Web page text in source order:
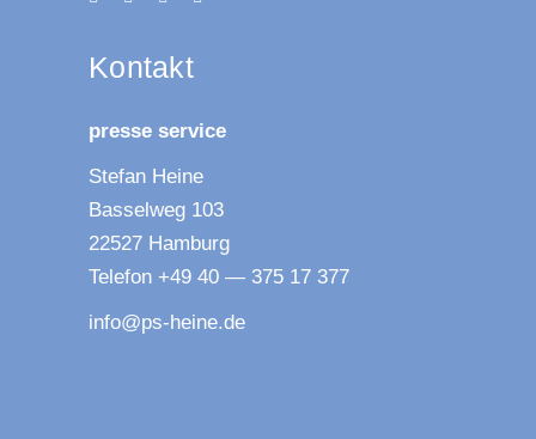
Kon­takt
pres­se service
Ste­fan Heine
Bas­sel­weg 103
22527 Hamburg
Tele­fon +49 40 — 375 17 377
info@ps-heine.de